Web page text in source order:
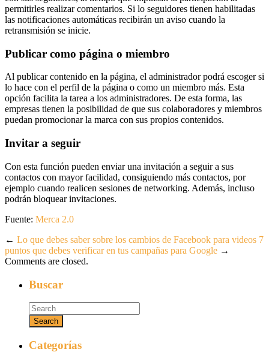
permitirles realizar comentarios. Si lo seguidores tienen habilitadas
las notificaciones automáticas recibirán un aviso cuando la
retransmisión se inicie.
Publicar como página o miembro
Al publicar contenido en la página, el administrador podrá escoger si
lo hace con el perfil de la página o como un miembro más. Esta
opción facilita la tarea a los administradores. De esta forma, las
empresas tienen la posibilidad de que sus colaboradores y miembros
puedan promocionar la marca con sus propios contenidos.
Invitar a seguir
Con esta función pueden enviar una invitación a seguir a sus
contactos con mayor facilidad, consiguiendo más contactos, por
ejemplo cuando realicen sesiones de networking. Además, incluso
podrán bloquear invitaciones.
Fuente: Merca 2.0
← Lo que debes saber sobre los cambios de Facebook para videos 7
puntos que debes verificar en tus campañas para Google →
Comments are closed.
Buscar
Categorías